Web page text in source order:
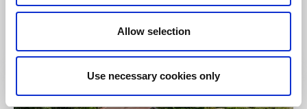
Allow selection
Use necessary cookies only
4.9★★★★☆ (86)
Bed and Breakfast präglat av kreativitet och design